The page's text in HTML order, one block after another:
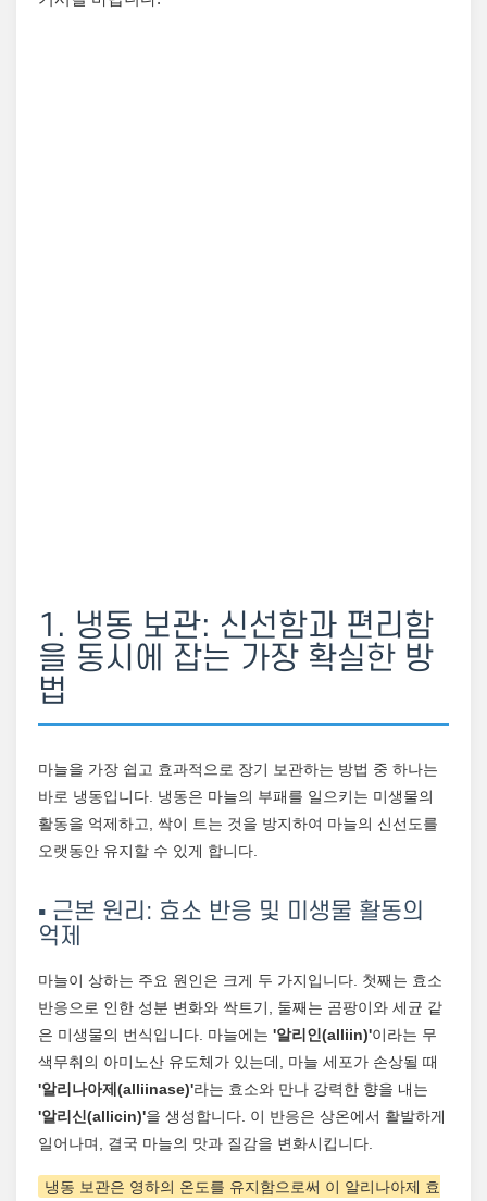
1. 냉동 보관: 신선함과 편리함
을 동시에 잡는 가장 확실한 방
법
마늘을 가장 쉽고 효과적으로 장기 보관하는 방법 중 하나는
바로 냉동입니다. 냉동은 마늘의 부패를 일으키는 미생물의
활동을 억제하고, 싹이 트는 것을 방지하여 마늘의 신선도를
오랫동안 유지할 수 있게 합니다.
▪️ 근본 원리: 효소 반응 및 미생물 활동의
억제
마늘이 상하는 주요 원인은 크게 두 가지입니다. 첫째는 효소
반응으로 인한 성분 변화와 싹트기, 둘째는 곰팡이와 세균 같
은 미생물의 번식입니다. 마늘에는 '알리인(alliin)'이라는 무
색무취의 아미노산 유도체가 있는데, 마늘 세포가 손상될 때
'알리나아제(alliinase)'라는 효소와 만나 강력한 향을 내는
'알리신(allicin)'을 생성합니다. 이 반응은 상온에서 활발하게
일어나며, 결국 마늘의 맛과 질감을 변화시킵니다.
냉동 보관은 영하의 온도를 유지함으로써 이 알리나아제 효